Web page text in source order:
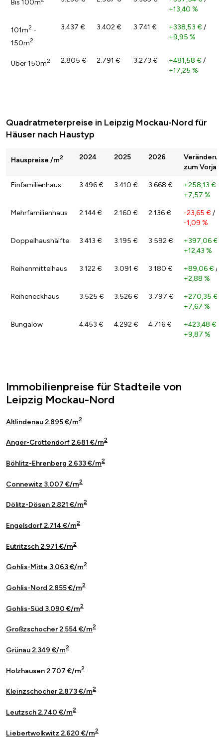
Bis 100m
+13,40 %
101m2 -
150m2
3.437 € 3.402 € 3.741 € +338,53 € /
+9,95 %
Über 150m2 2.805 € 2.791 € 3.273 € +481,58 € /
+17,25 %
Quadratmeterpreise in Leipzig Mockau-Nord für
Häuser nach Haustyp
Hauspreise /m2 2024 2025 2026
zum Vorjahr
Einfamilienhaus 3.496 € 3.410 € 3.668 € +258,13 €
+7,57 %
Mehrfamilienhaus 2.144 € 2.160 € 2.136 € -23,65 € /
-1,09 %
Doppelhaushälfte 3.413 € 3.195 € 3.592 € +397,06 €
+12,43 %
Reihenmittelhaus 3.122 € 3.091 € 3.180 € +89,06 € /
+2,88 %
Reiheneckhaus 3.525 € 3.526 € 3.797 € +270,35 €
+7,67 %
Bungalow 4.453 € 4.292 € 4.716 € +423,48 €
+9,87 %
Immobilienpreise für Stadteile von
Leipzig Mockau-Nord
Altlindenau 2.895 €/m2
Anger-Crottendorf 2.681 €/m2
Böhlitz-Ehrenberg 2.633 €/m2
Connewitz 3.007 €/m2
Dölitz-Dösen 2.821 €/m2
Engelsdorf 2.714 €/m2
Eutritzsch 2.971 €/m2
Gohlis-Mitte 3.063 €/m2
Gohlis-Nord 2.855 €/m2
Gohlis-Süd 3.090 €/m2
Großzschocher 2.554 €/m2
Grünau 2.349 €/m2
Holzhausen 2.707 €/m2
Kleinzschocher 2.873 €/m2
Leutzsch 2.740 €/m2
Liebertwolkwitz 2.620 €/m2